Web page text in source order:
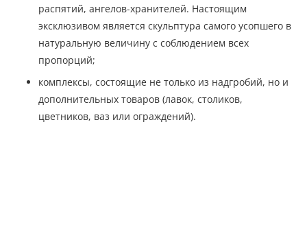
распятий, ангелов-хранителей. Настоящим
эксклюзивом является скульптура самого усопшего в
натуральную величину с соблюдением всех
пропорций;
комплексы, состоящие не только из надгробий, но и
дополнительных товаров (лавок, столиков,
цветников, ваз или ограждений).